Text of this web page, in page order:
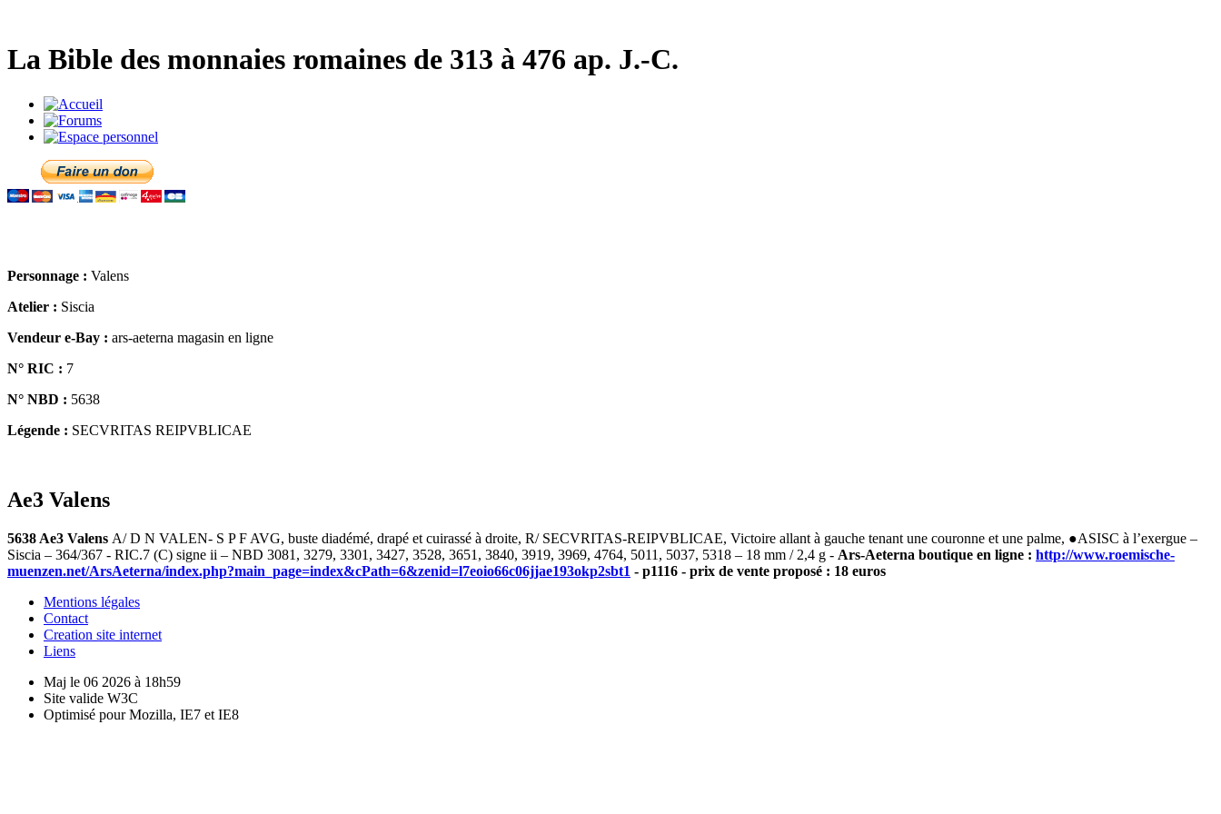
La Bible des monnaies romaines de 313 à 476 ap. J.-C.
Personnage : Valens
Atelier : Siscia
Vendeur e-Bay : ars-aeterna magasin en ligne
N° RIC : 7
N° NBD : 5638
Légende : SECVRITAS REIPVBLICAE
Ae3 Valens
5638 Ae3 Valens A/ D N VALEN- S P F AVG, buste diadémé, drapé et cuirassé à droite, R/ SECVRITAS-REIPVBLICAE, Victoire allant à gauche tenant une couronne et une palme, ●ASISC à l’exergue –
Siscia – 364/367 - RIC.7 (C) signe ii – NBD 3081, 3279, 3301, 3427, 3528, 3651, 3840, 3919, 3969, 4764, 5011, 5037, 5318 – 18 mm / 2,4 g - Ars-Aeterna boutique en ligne : http://www.roemische-
muenzen.net/ArsAeterna/index.php?main_page=index&cPath=6&zenid=l7eoio66c06jjae193okp2sbt1 - p1116 - prix de vente proposé : 18 euros
Mentions légales
Contact
Creation site internet
Liens
Maj le 06 2026 à 18h59
Site valide W3C
Optimisé pour Mozilla, IE7 et IE8